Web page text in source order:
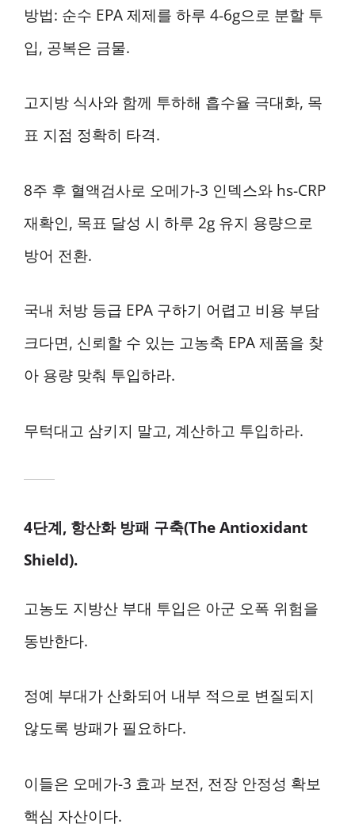
방법: 순수 EPA 제제를 하루 4-6g으로 분할 투
입, 공복은 금물.
고지방 식사와 함께 투하해 흡수율 극대화, 목
표 지점 정확히 타격.
8주 후 혈액검사로 오메가-3 인덱스와 hs-CRP
재확인, 목표 달성 시 하루 2g 유지 용량으로
방어 전환.
국내 처방 등급 EPA 구하기 어렵고 비용 부담
크다면, 신뢰할 수 있는 고농축 EPA 제품을 찾
아 용량 맞춰 투입하라.
무턱대고 삼키지 말고, 계산하고 투입하라.
4단계, 항산화 방패 구축(The Antioxidant
Shield).
고농도 지방산 부대 투입은 아군 오폭 위험을
동반한다.
정예 부대가 산화되어 내부 적으로 변질되지
않도록 방패가 필요하다.
이들은 오메가-3 효과 보전, 전장 안정성 확보
핵심 자산이다.